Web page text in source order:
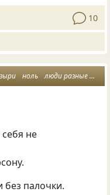
10
ноль люди разные
не
палочки.